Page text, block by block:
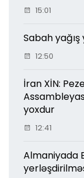
15:01
Sabah
12:50
İran XİN:
yoxdur
12:41
Almaniyada